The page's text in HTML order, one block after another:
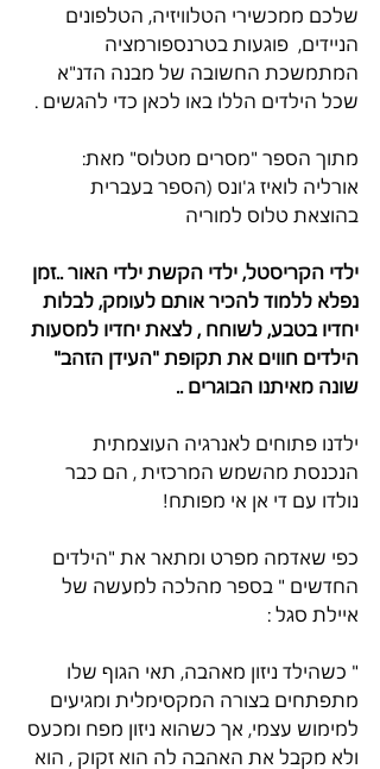
שלכם ממכשירי הטלוויזיה, הטלפונים
הניידים,  פוגעות בטרנספורמציה
המתמשכת החשובה של מבנה הדנ"א
שכל הילדים הללו באו לכאן כדי להגשים .
מתוך הספר "מסרים מטלוס" מאת:
אורליה לואיז ג'ונס (הספר בעברית
בהוצאת טלוס למוריה
ילדי הקריסטל, ילדי הקשת ילדי האור ..זמן
נפלא ללמוד להכיר אותם לעומק, לבלות
יחדיו בטבע, לשוחח , לצאת יחדיו למסעות
הילדים חווים את תקופת "העידן הזהב"
שונה מאיתנו הבוגרים ..
ילדנו פתוחים לאנרגיה העוצמתית
הנכנסת מהשמש המרכזית , הם כבר
נולדו עם די אן אי מפותח!
כפי שאדמה מפרט ומתאר את "הילדים
החדשים " בספר מהלכה למעשה של
איילת סגל :
" כשהילד ניזון מאהבה, תאי הגוף שלו
מתפתחים בצורה המקסימלית ומגיעים
למימוש עצמי, אך כשהוא ניזון מפח ומכעס
ולא מקבל את האהבה לה הוא זקוק , הוא